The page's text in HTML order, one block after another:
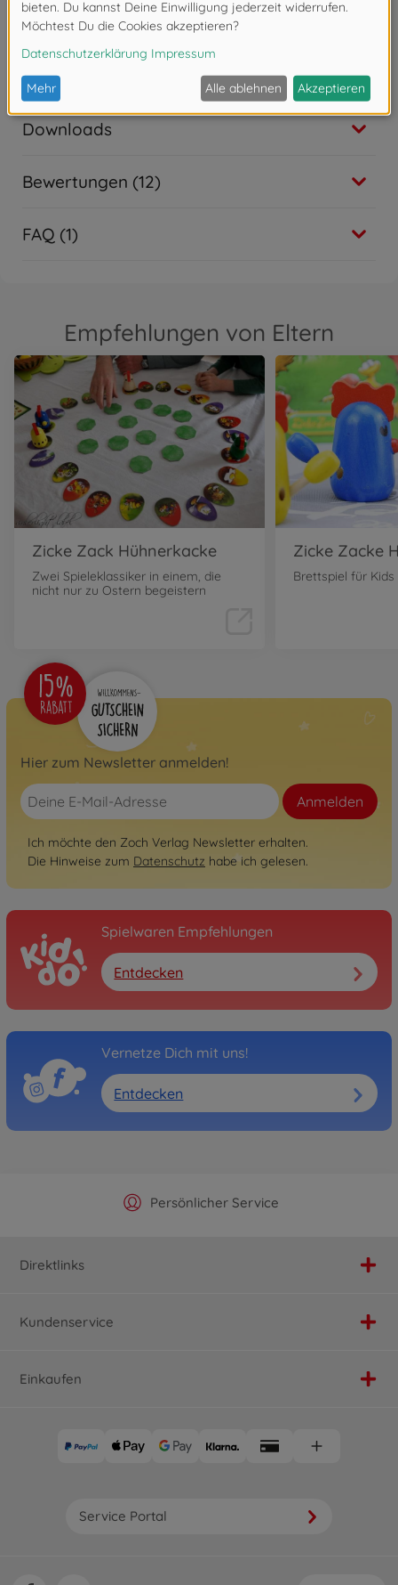
4 Hühner aus Holz
4 Schwanzfedern aus Holz
1 Spielanleitung
Downloads
Bewertungen (12)
FAQ (1)
Empfehlungen von Eltern
Zicke Zack Hühnerkacke
Zwei Spieleklassiker in einem, die
nicht nur zu Ostern begeistern
Zicke Zacke
Brettspiel für
Hier zum Newsletter anmelden!
Anmelden
Ich möchte den Zoch Verlag Newsletter erhalten.
Die Hinweise zum Datenschutz habe ich gelesen.
Spielwaren Empfehlungen
Entdecken
Vernetze Dich mit uns!
Entdecken
Offizieller Hersteller Shop
Persönlicher Service
Versandkostenfrei ab 25€
Schnelle Lieferung
Direktlinks
Kundenservice
Einkaufen
Service Portal